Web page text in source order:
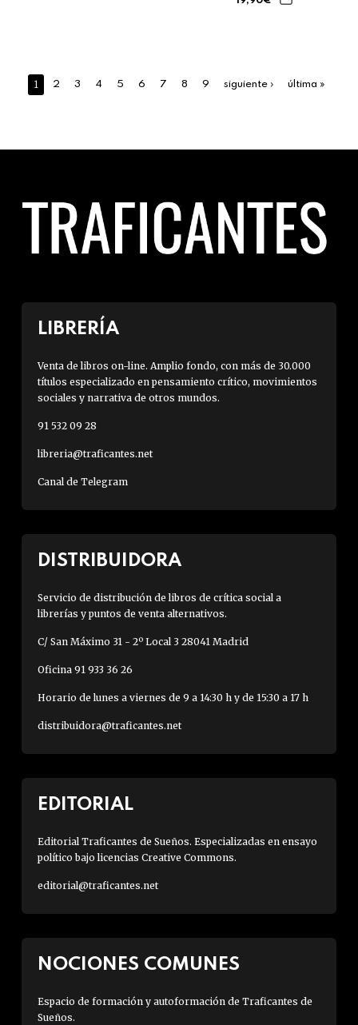
1 2 3 4 5 6 7 8 9 siguiente › última »
LIBRERÍA
Venta de libros on-line. Amplio fondo, con más de 30.000
títulos especializado en pensamiento crítico, movimientos
sociales y narrativa de otros mundos.
91 532 09 28
libreria@traficantes.net
Canal de Telegram
DISTRIBUIDORA
Servicio de distribución de libros de crítica social a
librerías y puntos de venta alternativos.
C/ San Máximo 31 - 2º Local 3 28041 Madrid
Oficina 91 933 36 26
Horario de lunes a viernes de 9 a 14:30 h y de 15:30 a 17 h
distribuidora@traficantes.net
EDITORIAL
Editorial Traficantes de Sueños. Especializadas en ensayo
político bajo licencias Creative Commons.
editorial@traficantes.net
NOCIONES COMUNES
Espacio de formación y autoformación de Traficantes de
Sueños.